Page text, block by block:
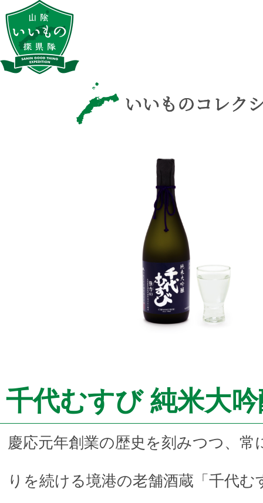
千代むすび 純米大
慶応元年創業の歴史を刻みつつ、常
りを続ける境港の老舗酒蔵「千代む